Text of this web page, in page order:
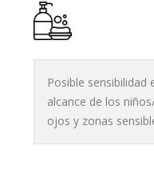
Posible sensibilidad
alcance de los
ojos y zonas